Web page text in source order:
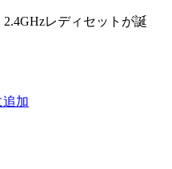
レディセットが誕
追加